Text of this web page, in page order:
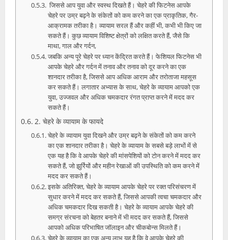
जिससे आप युवा और स्वस्थ दिखते हैं। चेहरे की फिटनेस आपके
चेहरे पर उम्र बढ़ने के संकेतों को कम करने का एक प्राकृतिक, गैर-
आक्रामक तरीका है। व्यायाम सरल हैं और कहीं भी, कभी भी किए जा
सकते हैं। कुछ व्यायाम विशिष्ट क्षेत्रों को लक्षित करते हैं, जैसे कि
माथा, गाल और गर्दन,
जबकि अन्य पूरे चेहरे पर ध्यान केंद्रित करते हैं। फेशियल फिटनेस भी
आपके चेहरे और गर्दन में तनाव और तनाव को दूर करने का एक
शानदार तरीका है, जिससे आप अधिक आराम और तरोताजा महसूस
कर सकते हैं। लगातार अभ्यास के साथ, चेहरे के व्यायाम आपको एक
युवा, उज्जवल और अधिक चमकदार रंगत प्राप्त करने में मदद कर
सकते हैं।
2. चेहरे के व्यायाम के फायदे
चेहरे के व्यायाम युवा दिखने और उम्र बढ़ने के संकेतों को कम करने
का एक शानदार तरीका है। चेहरे के व्यायाम के सबसे बड़े लाभों में से
एक यह है कि वे आपके चेहरे की मांसपेशियों को टोन करने में मदद कर
सकते हैं, जो झुर्रियों और महीन रेखाओं की उपस्थिति को कम करने में
मदद कर सकते हैं।
इसके अतिरिक्त, चेहरे के व्यायाम आपके चेहरे पर रक्त परिसंचरण में
सुधार करने में मदद कर सकते हैं, जिससे आपकी त्वचा चमकदार और
अधिक चमकदार दिख सकती है। चेहरे के व्यायाम आपके चेहरे की
समग्र संरचना को बेहतर बनाने में भी मदद कर सकते हैं, जिससे
आपको अधिक परिभाषित जॉलाइन और चीकबोन्स मिलते हैं।
चेहरे के व्यायाम का एक अन्य लाभ यह है कि वे आपके चेहरे की